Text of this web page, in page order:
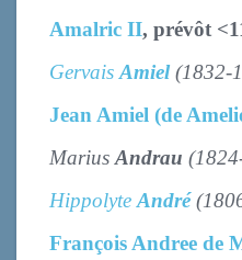
Amalric II, prévôt
Gervais Amiel(1832-
Jean Amiel (de
Marius Andrau
Hippolyte André
François Andree de